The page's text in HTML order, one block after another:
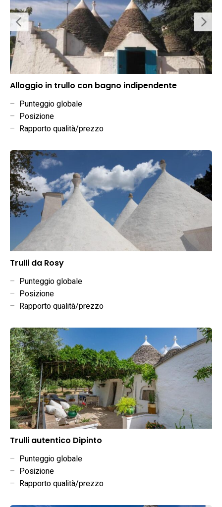
Alloggio in trullo con bagno indipendente
– Punteggio globale
– Posizione
– Rapporto qualità/prezzo
Trulli da Rosy
– Punteggio globale
– Posizione
– Rapporto qualità/prezzo
Trulli autentico Dipinto
– Punteggio globale
– Posizione
– Rapporto qualità/prezzo